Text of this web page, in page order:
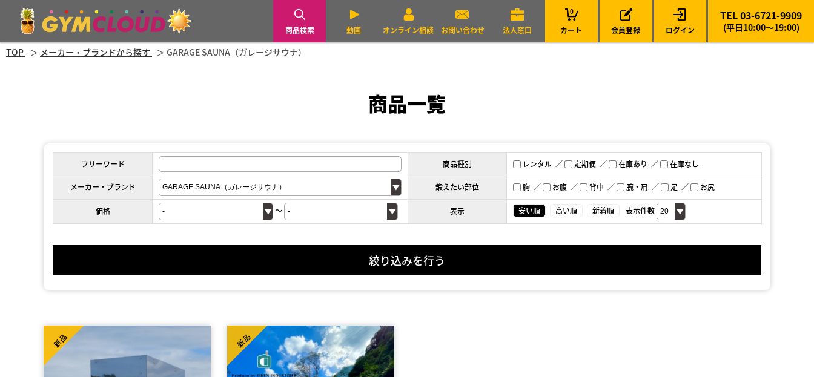
商品検索 動画 オンライン相談 お問い合わせ 法人窓口 カート
0
会員登録 ログイン
TEL 03-6721-9909
(平日10:00～19:00)
TOP メーカー・ブランドから探す GARAGE SAUNA（ガレージサウナ）
商品一覧
フリーワード 商品種別 レンタル 定期便 在庫あり 在庫なし
メーカー・ブランド 鍛えたい部位 胸 お腹 背中 腕・肩 足 お尻
価格 ～ 表示 安い順 高い順 新着順 表示件数
絞り込みを行う
新品 新品